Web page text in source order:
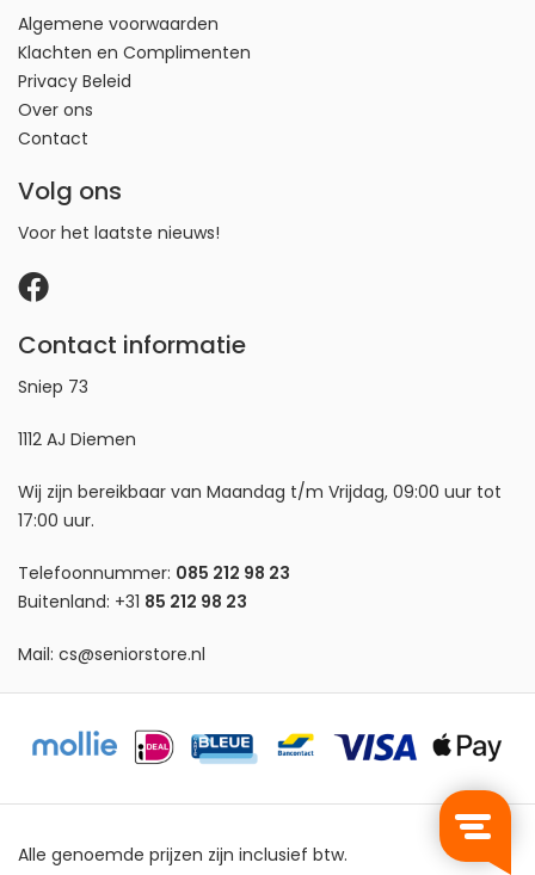
Algemene voorwaarden
Klachten en Complimenten
Privacy Beleid
Over ons
Contact
Volg ons
Voor het laatste nieuws!
Contact informatie
Sniep 73
1112 AJ Diemen
Wij zijn bereikbaar van Maandag t/m Vrijdag, 09:00 uur tot
17:00 uur.
Telefoonnummer: 085 212 98 23
Buitenland: +31 85 212 98 23
Mail: cs@seniorstore.nl
Alle genoemde prijzen zijn inclusief btw.